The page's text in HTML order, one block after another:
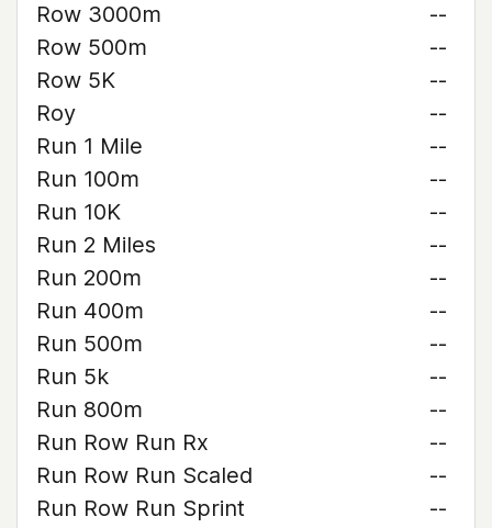
Row 3000m
--
Row 500m
--
Row 5K
--
Roy
--
Run 1 Mile
--
Run 100m
--
Run 10K
--
Run 2 Miles
--
Run 200m
--
Run 400m
--
Run 500m
--
Run 5k
--
Run 800m
--
Run Row Run Rx
--
Run Row Run Scaled
--
Run Row Run Sprint
--